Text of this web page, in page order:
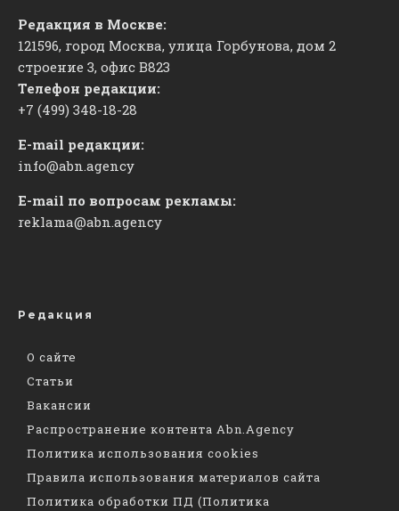
Редакция в Москве:
121596, город Москва, улица Горбунова, дом 2
строение 3, офис ​В823
Телефон редакции:
+7 (499) 348-18-28
E-mail редакции:
info@abn.agency
E-mail по вопросам рекламы:
reklama@abn.agency
Редакция
О сайте
Статьи
Вакансии
Распространение контента Abn.Agency
Политика использования cookies
Правила использования материалов сайта
Политика обработки ПД (Политика